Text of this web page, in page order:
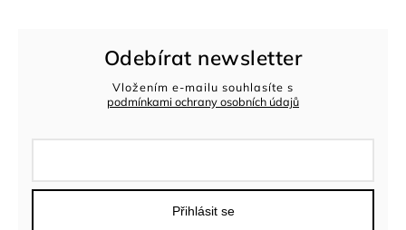
Odebírat newsletter
Vložením e-mailu souhlasíte s
podmínkami ochrany osobních údajů
Přihlásit se